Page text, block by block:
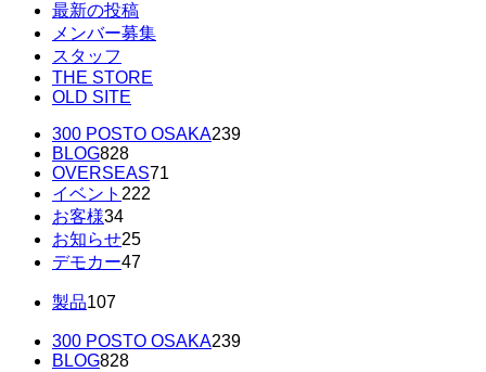
最新の投稿
メンバー募集
スタッフ
THE STORE
OLD SITE
300 POSTO OSAKA239
BLOG828
OVERSEAS71
イベント 222
お客様34
お知らせ25
デモカー47
製品107
300 POSTO OSAKA239
BLOG828